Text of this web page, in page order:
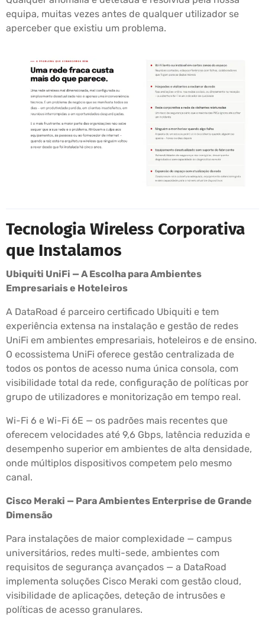
equipa, muitas vezes antes de qualquer utilizador se
aperceber que existiu um problema.
Tecnologia Wireless Corporativa
que Instalamos
Ubiquiti UniFi — A Escolha para Ambientes
Empresariais e Hoteleiros
A DataRoad é parceiro certificado Ubiquiti e tem
experiência extensa na instalação e gestão de redes
UniFi em ambientes empresariais, hoteleiros e de ensino.
O ecossistema UniFi oferece gestão centralizada de
todos os pontos de acesso numa única consola, com
visibilidade total da rede, configuração de políticas por
grupo de utilizadores e monitorização em tempo real.
Wi-Fi 6 e Wi-Fi 6E — os padrões mais recentes que
oferecem velocidades até 9,6 Gbps, latência reduzida e
desempenho superior em ambientes de alta densidade,
onde múltiplos dispositivos competem pelo mesmo
canal.
Cisco Meraki — Para Ambientes Enterprise de Grande
Dimensão
Para instalações de maior complexidade — campus
universitários, redes multi-sede, ambientes com
requisitos de segurança avançados — a DataRoad
implementa soluções Cisco Meraki com gestão cloud,
visibilidade de aplicações, deteção de intrusões e
políticas de acesso granulares.